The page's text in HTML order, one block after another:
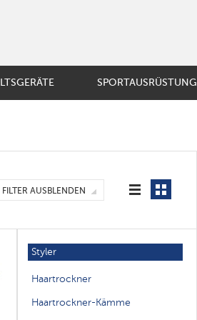
SPORTAUSRÜSTUNG
FILTER AUSBLENDEN
Styler
Haartrockner
Haartrockner-Kämme